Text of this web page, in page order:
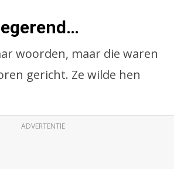
woorden, maar die waren
gericht. Ze wilde hen
ADVERTENTIE